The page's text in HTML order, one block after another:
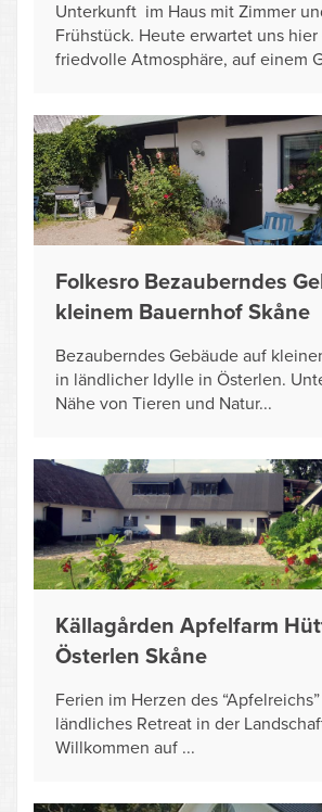
Unterkunft im Haus mit Zimmer
Frühstück. Heute erwartet uns
friedvolle Atmosphäre, auf einem
Folkesro Bezauberndes
kleinem Bauernhof Skåne
Bezauberndes Gebäude auf
in ländlicher Idylle in Österlen.
Nähe von Tieren und Natur...
Källagården Apfelfarm
Österlen Skåne
Ferien im Herzen des
ländliches Retreat in der
Willkommen auf ...